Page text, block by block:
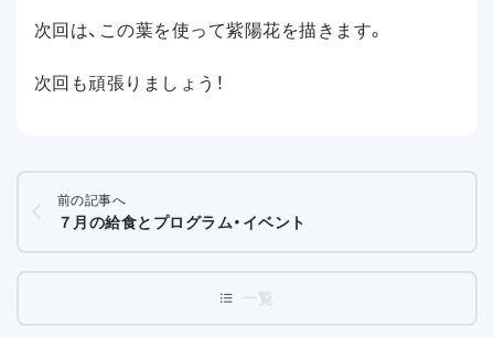
次回は、この葉を使って紫陽花を描きます。
次回も頑張りましょう！
前の記事へ
７月の給食とプログラム・イベント